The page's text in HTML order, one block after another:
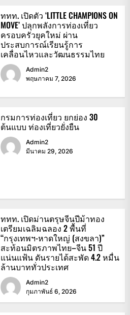
ททท. เปิดตัว ‘LITTLE CHAMPIONS ON
MOVE’ ปลุกพลังการท่องเที่ยว
ครอบครัวยุคใหม่ ผ่าน
ประสบการณ์เรียนรู้การ
เคลื่อนไหวและวัฒนธรรมไทย
Admin2
พฤษภาคม 7, 2026
กรมการท่องเที่ยว ยกย่อง 30
ต้นแบบ ท่องเที่ยวยั่งยืน
Admin2
มีนาคม 29, 2026
ททท. เปิดม่านตรุษจีนปีม้าทอง
เตรียมเฉลิมฉลอง 2 พื้นที่
“กรุงเทพฯ-หาดใหญ่ (สงขลา)”
สะท้อนมิตรภาพไทย–จีน 51 ปี
แน่นแฟ้น ดันรายได้สะพัด 4.2 หมื่น
ล้านบาททั่วประเทศ
Admin2
กุมภาพันธ์ 6, 2026